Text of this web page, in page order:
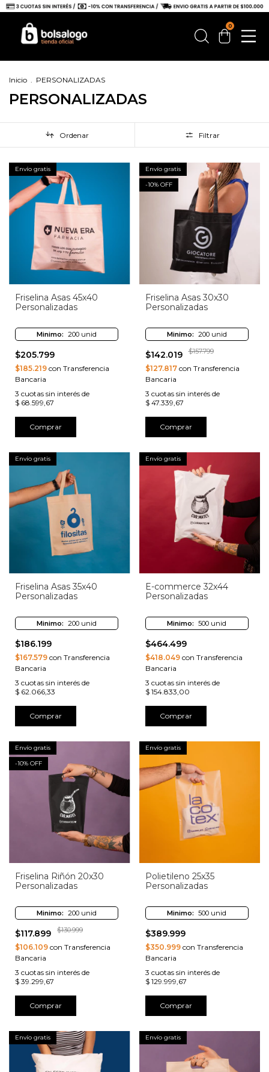
0
Inicio . PERSONALIZADAS
PERSONALIZADAS
Ordenar Filtrar
Envío gratis
Friselina Asas 45x40
Personalizadas
Minimo: 200 unid
$205.799
$185.219 con Transferencia
Bancaria
3 cuotas sin interés de
$ 68.599,67
Comprar
Envío gratis
-10% OFF
Friselina Asas 30x30
Personalizadas
Minimo: 200 unid
$142.019 $157.799
$127.817con Transferencia
Bancaria
3 cuotas sin interés de
$ 47.339,67
Comprar
Envío gratis
Friselina Asas 35x40
Personalizadas
Minimo: 200 unid
$186.199
$167.579 con Transferencia
Bancaria
3 cuotas sin interés de
$ 62.066,33
Comprar
Envío gratis
E-commerce 32x44
Personalizadas
Minimo: 500 unid
$464.499
$418.049con Transferencia
Bancaria
3 cuotas sin interés de
$ 154.833,00
Comprar
Envío gratis
-10% OFF
Friselina Riñón 20x30
Personalizadas
Minimo: 200 unid
$117.899 $130.999
$106.109 con Transferencia
Bancaria
3 cuotas sin interés de
$ 39.299,67
Comprar
Envío gratis
Polietileno 25x35
Personalizadas
Minimo: 500 unid
$389.999
$350.999con Transferencia
Bancaria
3 cuotas sin interés de
$ 129.999,67
Comprar
Envío gratis Envío gratis